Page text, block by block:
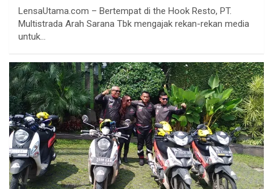
LensaUtama.com – Bertempat di the Hook Resto, PT.
Multistrada Arah Sarana Tbk mengajak rekan-rekan media
untuk…